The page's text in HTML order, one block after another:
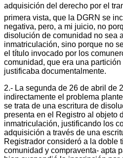
adquisición del derecho por el
primera vista, que la DGRN se
negativa, pero, a mi juicio, no
disolución de comunidad no sea
inmatriculación, sino porque no
el título invocado por los
comunidad, que era una
justificaba documentalmente.
2.- La segunda de 26 de abril de
indirectamente el problema
se trata de una escritura de
presenta en el Registro al objeto
inmatriculación, justificando los
adquisición a través de una
Registrador consideró a la doble
comunidad y compraventa- apta